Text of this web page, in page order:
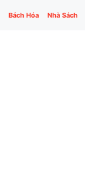
Bách Hóa Nhà Sách